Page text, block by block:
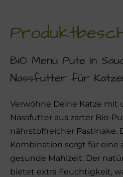
BIO Menü Pute in
Nassfutter für
Verwöhne Deine Katze mit
Nassfutter aus zarter Bio-
nährstoffreicher Pastinake.
Kombination sorgt für eine
gesunde Mahlzeit. Der
bietet extra Feuchtigkeit,